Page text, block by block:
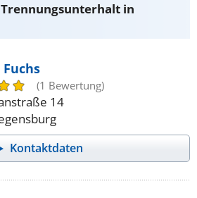
in
(1 Bewertung)
14
Kontaktdaten